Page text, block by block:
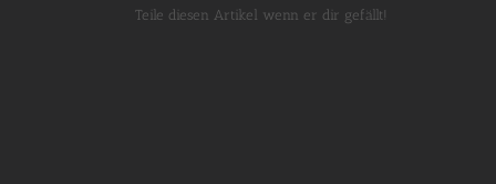
Teile diesen Artikel wenn er dir gefällt!